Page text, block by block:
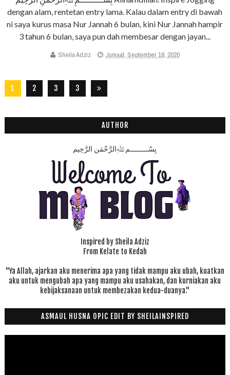
dengan alam, rentetan entry lama. Kalau dalam entry di bawah
ni saya kurus masa Nur Jannah 6 bulan, kini Nur Jannah hampir
3 tahun 6 bulan, saya pun dah membesar dengan jayan...
Sheila Adziz Jumaat, September 18, 2020
1 2 3
3
AUTHOR
بِسْـــــــــمِ ﷲِالرَّحْمَنِ الرَّحِيم
Inspired by Sheila Adziz
From Kelate to Kedah
"Ya Allah, ajarkan aku menerima apa yang tidak mampu aku ubah, kuatkan
aku untuk mengubah apa yang mampu aku usahakan, dan kurniakan aku
kebijaksanaan untuk membezakan kedua-duanya."
ASMAUL HUSNA OPIC EDIT BY SHEILAINSPIRED